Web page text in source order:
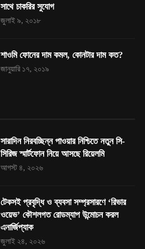
সাথে চাকরির সুযোগ
জুলাই ৯, ২০১৮
শাওমি ফোনের দাম কমল, কোনটার দাম কত?
জানুয়ারি ১৭, ২০১৯
সারাদিন নিরবচ্ছিন্ন পাওয়ার নিশ্চিতে নতুন সি-
সিরিজ স্মার্টফোন নিয়ে আসছে রিয়েলমি
আগস্ট ৪, ২০২৬
টেকসই প্রবৃদ্ধি ও ব্যবসা সম্প্রসারণে ‘রিভার
ওয়েভ’ কৌশলগত রোডম্যাপ উন্মোচন করল
এনার্জিপ্যাক
জুলাই ২৪, ২০২৬